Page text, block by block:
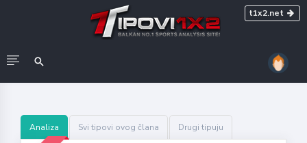
t1x2.net
Analiza Svi tipovi ovog člana Drugi tipuju